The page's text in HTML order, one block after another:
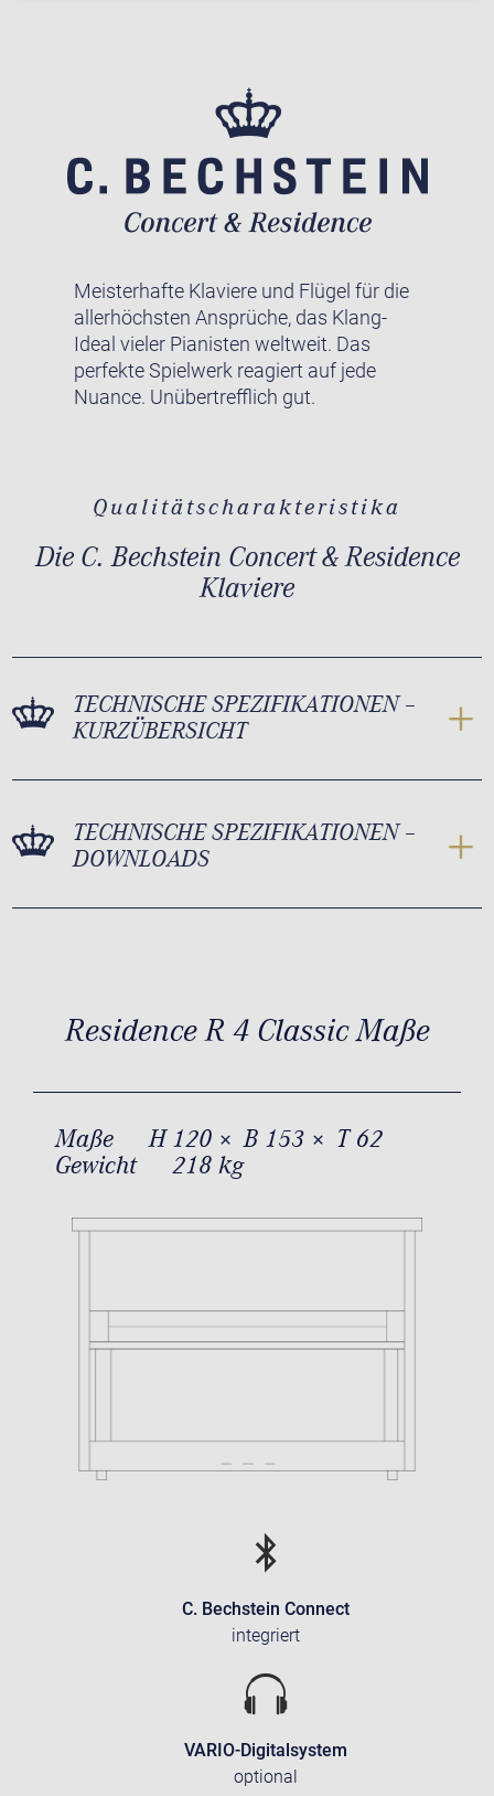
Meisterhafte Klaviere und Flügel für die
allerhöchsten Ansprüche, das Klang-
Ideal vieler Pianisten weltweit. Das
perfekte Spielwerk reagiert auf jede
Nuance. Unübertrefflich gut.
Qualitätscharakteristika
Die C. Bechstein Concert & Residence
Klaviere
TECHNISCHE SPEZIFIKATIONEN –
KURZÜBERSICHT
TECHNISCHE SPEZIFIKATIONEN –
DOWNLOADS
Residence R 4 Classic Maße
Maße
H 120 × B 153 × T 62
Gewicht
218 kg
C. Bechstein Connect
integriert
VARIO-Digitalsystem
optional